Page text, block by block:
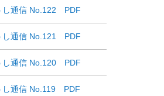
し通信 No.122 PDF
し通信 No.121 PDF
し通信 No.120 PDF
し通信 No.119 PDF